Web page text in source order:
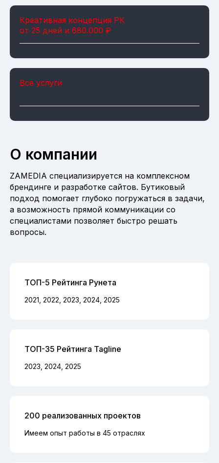
Креативная концепция РК
от 25 дней и 680.000 ₽
Все услуги
О компании
ZAMEDIA специализируется на комплексном
брендинге и разработке сайтов. Бутиковый
подход помогает глубоко погружаться в задачи,
а возможность прямой коммуникации со
специалистами позволяет быстро решать
вопросы.
ТОП-5 Рейтинга Рунета
2021, 2022, 2023, 2024, 2025
ТОП-35 Рейтинга Tagline
2023, 2024, 2025
200 реализованных проектов
Имеем опыт работы в 45 отраслях